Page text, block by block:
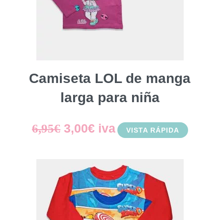
Camiseta LOL de manga
larga para niña
6,95€ El
original
era:
6,95€.
3,00€El
actual
es:
3,00€.
iva VISTA RÁPIDA